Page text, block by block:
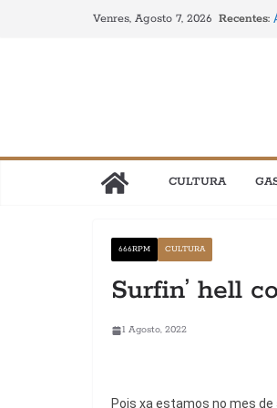
Venres, Agosto 7, 2026 Recentes:
CULTURA
666RPM CULTURA
Surfin’ hell
1 Agosto, 2022
Pois xa estamos no mes